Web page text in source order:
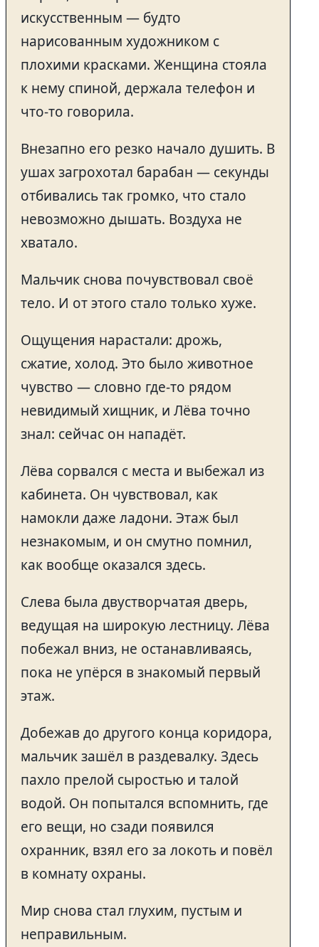
искусственным — будто
нарисованным художником с
плохими красками. Женщина стояла
к нему спиной, держала телефон и
что-то говорила.
Внезапно его резко начало душить. В
ушах загрохотал барабан — секунды
отбивались так громко, что стало
невозможно дышать. Воздуха не
хватало.
Мальчик снова почувствовал своё
тело. И от этого стало только хуже.
Ощущения нарастали: дрожь,
сжатие, холод. Это было животное
чувство — словно где-то рядом
невидимый хищник, и Лёва точно
знал: сейчас он нападёт.
Лёва сорвался с места и выбежал из
кабинета. Он чувствовал, как
намокли даже ладони. Этаж был
незнакомым, и он смутно помнил,
как вообще оказался здесь.
Слева была двустворчатая дверь,
ведущая на широкую лестницу. Лёва
побежал вниз, не останавливаясь,
пока не упёрся в знакомый первый
этаж.
Добежав до другого конца коридора,
мальчик зашёл в раздевалку. Здесь
пахло прелой сыростью и талой
водой. Он попытался вспомнить, где
его вещи, но сзади появился
охранник, взял его за локоть и повёл
в комнату охраны.
Мир снова стал глухим, пустым и
неправильным.